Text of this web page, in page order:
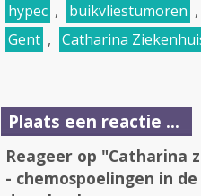
hypec , buikvliestumoren ,
Gent , Catharina
Plaats een reactie ...
Reageer op "Catharina
- chemospoelingen in